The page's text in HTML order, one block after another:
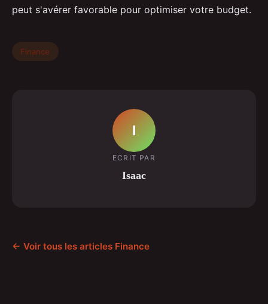
peut s'avérer favorable pour optimiser votre budget.
Finance
I
ECRIT PAR
Isaac
← Voir tous les articles Finance